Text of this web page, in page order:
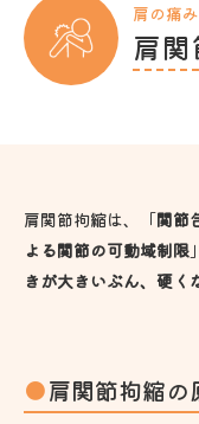
肩の痛み
肩
肩関節拘縮は、「関節
よる関節の可動域制限
きが大きいぶん、硬く
肩関節拘縮